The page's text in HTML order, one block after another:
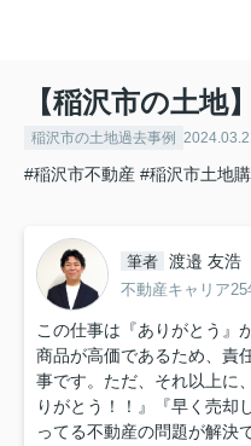
【稲沢市の土地
稲沢市の土地過去事例
#稲沢市不動産 #稲沢市土地購
筆者 渡邉 友浩
不動産キャリア25
この仕事は『ありがとう』
商品が高価であるため、責
事です。ただ、それ以上に
りがとう！！』『早く売却
ってる不動産の問題が解決